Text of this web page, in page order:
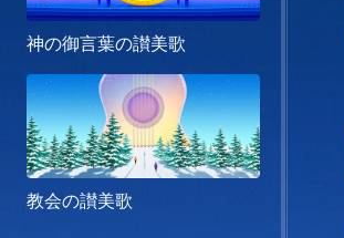
神の御言葉の讃美歌
教会の讃美歌